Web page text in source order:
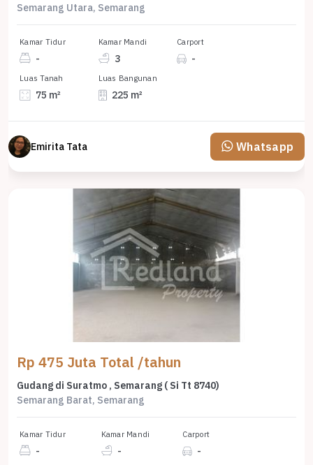
Semarang Utara, Semarang
Kamar Tidur
-
Kamar Mandi
3
Carport
-
Luas Tanah
75 m²
Luas Bangunan
225 m²
Emirita Tata Whatsapp
Rp 475 Juta Total /tahun
Gudang di Suratmo , Semarang ( Si Tt 8740)
Semarang Barat, Semarang
Kamar Tidur
-
Kamar Mandi
-
Carport
-